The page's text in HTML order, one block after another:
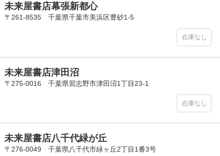
未来屋書店幕張新都心
〒261-8535 千葉県千葉市美浜区豊砂1-5
在庫なし
未来屋書店津田沼
〒275-0016 千葉県習志野市津田沼1丁目23-1
在庫なし
未来屋書店八千代緑が丘
〒276-0049 千葉県八千代市緑ヶ丘2丁目1番3号